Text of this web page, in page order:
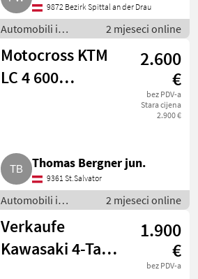
9872 Bezirk Spittal an der Drau
Automobili i
motocikli / Motori
2 mjeseci online
Motocross KTM
LC 4 600
2.600
€
bez PDV-a
Stara cijena
2.900 €
Thomas Bergner jun.
9361 St.Salvator
Automobili i
motocikli / Motori
2 mjeseci online
Verkaufe
Kawasaki 4-Takt
1.900
€
bez PDV-a